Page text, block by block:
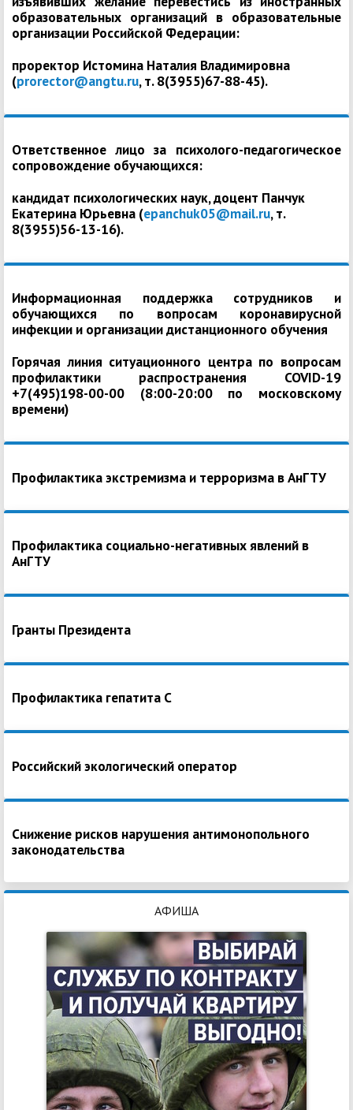
образовательных организаций в образовательные
организации Российской Федерации:
проректор Истомина Наталия Владимировна
(prorector@angtu.ru, т. 8(3955)67-88-45).
Ответственное лицо за психолого-педагогическое
сопровождение обучающихся:
кандидат психологических наук, доцент Панчук
Екатерина Юрьевна (epanchuk05@mail.ru, т.
8(3955)56-13-16).
Информационная поддержка сотрудников и
обучающихся по вопросам коронавирусной
инфекции и организации дистанционного обучения
Горячая линия ситуационного центра по вопросам
профилактики распространения COVID-19
+7(495)198-00-00 (8:00-20:00 по московскому
времени)
Профилактика экстремизма и терроризма в АнГТУ
Профилактика социально-негативных явлений в
АнГТУ
Гранты Президента
Профилактика гепатита С
Российский экологический оператор
Снижение рисков нарушения антимонопольного
законодательства
АФИША